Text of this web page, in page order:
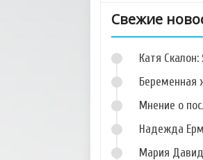
Фото Екатерины
Коломейчук
Свежие
Катя Скалон:
Беременная
Мнение о
Надежда
Мария